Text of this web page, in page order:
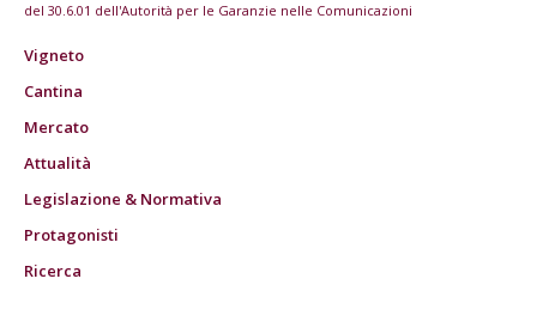
del 30.6.01 dell'Autorità per le Garanzie nelle Comunicazioni
Vigneto
Cantina
Mercato
Attualità
Legislazione & Normativa
Protagonisti
Ricerca